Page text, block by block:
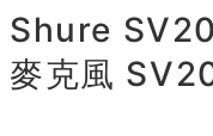
Shure
麥克風